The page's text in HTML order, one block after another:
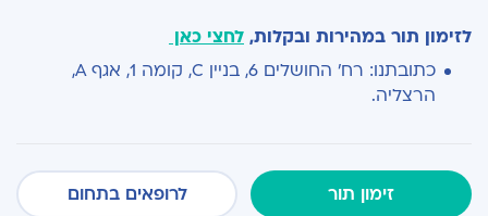
לזימון תור במהירות ובקלות, לחצי כאן
כתובתנו: רח' החושלים 6, בניין C, קומה 1, אגף A,
הרצליה.
זימון תור לרופאים בתחום